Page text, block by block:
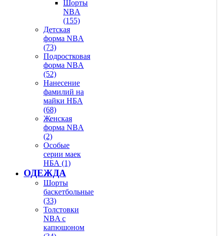
Шорты
NBA
(155)
Детская
форма NBA
(73)
Подростковая
форма NBA
(52)
Нанесение
фамилий на
майки НБА
(68)
Женская
форма NBA
(2)
Особые
серии маек
НБА (1)
ОДЕЖДА
Шорты
баскетбольные
(33)
Толстовки
NBA с
капюшоном